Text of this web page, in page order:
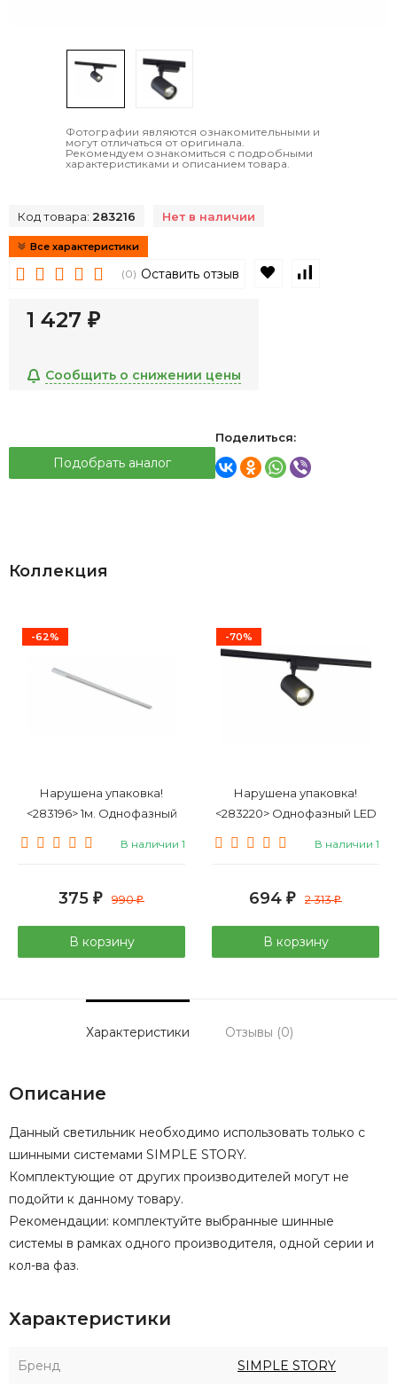
Фотографии являются ознакомительными и
могут отличаться от оригинала.
Рекомендуем ознакомиться с подробными
характеристиками и описанием товара.
Код товара: 283216 Нет в наличии
Все характеристики
(0) Оставить отзыв В избранное
1 427 ₽
Сообщить о снижении цены
Подобрать аналог
Поделиться:
Коллекция
-62%
Нарушена упаковка!
<283196> 1м. Однофазный
В наличии 1
375 ₽ 990₽
В корзину
-70%
Нарушена упаковка!
<283220> Однофазный LED
В наличии 1
694 ₽ 2 313₽
В корзину
Характеристики Отзывы (0)
Описание
Данный светильник необходимо использовать только с
шинными системами SIMPLE STORY.
Комплектующие от других производителей могут не
подойти к данному товару.
Рекомендации: комплектуйте выбранные шинные
системы в рамках одного производителя, одной серии и
кол-ва фаз.
Характеристики
Бренд SIMPLE STORY